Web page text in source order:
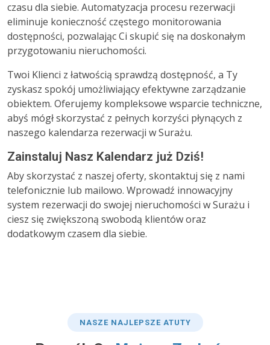
czasu dla siebie. Automatyzacja procesu rezerwacji
eliminuje konieczność częstego monitorowania
dostępności, pozwalając Ci skupić się na doskonałym
przygotowaniu nieruchomości.
Twoi Klienci z łatwością sprawdzą dostępność, a Ty
zyskasz spokój umożliwiający efektywne zarządzanie
obiektem. Oferujemy kompleksowe wsparcie techniczne,
abyś mógł skorzystać z pełnych korzyści płynących z
naszego kalendarza rezerwacji w Surażu.
Zainstaluj Nasz Kalendarz już Dziś!
Aby skorzystać z naszej oferty, skontaktuj się z nami
telefonicznie lub mailowo. Wprowadź innowacyjny
system rezerwacji do swojej nieruchomości w Surażu i
ciesz się zwiększoną swobodą klientów oraz
dodatkowym czasem dla siebie.
NASZE NAJLEPSZE ATUTY